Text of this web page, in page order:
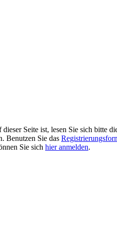
Seite ist, lesen Sie sich bitte
Benutzen Sie das
Sie sich hier anmelden.